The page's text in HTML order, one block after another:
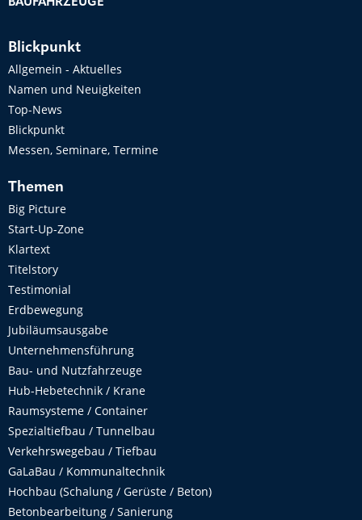
BAUFAHRZEUGE
Blickpunkt
Allgemein - Aktuelles
Namen und Neuigkeiten
Top-News
Blickpunkt
Messen, Seminare, Termine
Themen
Big Picture
Start-Up-Zone
Klartext
Titelstory
Testimonial
Erdbewegung
Jubiläumsausgabe
Unternehmensführung
Bau- und Nutzfahrzeuge
Hub-Hebetechnik / Krane
Raumsysteme / Container
Spezialtiefbau / Tunnelbau
Verkehrswegebau / Tiefbau
GaLaBau / Kommunaltechnik
Hochbau (Schalung / Gerüste / Beton)
Betonbearbeitung / Sanierung